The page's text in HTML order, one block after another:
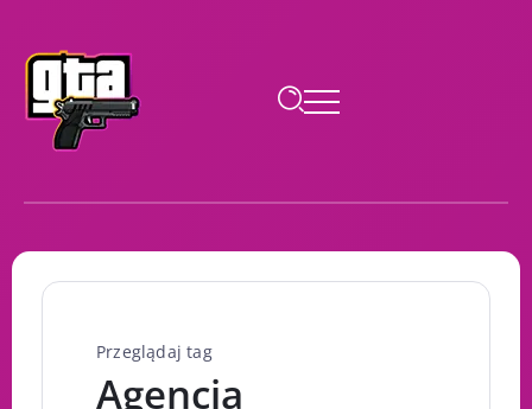
Przeglądaj tag
Agencja